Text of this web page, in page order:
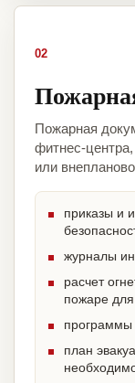
02
Пожарная
фитнес-
или
приказы и
журналы
расчет
пожаре
программы
план